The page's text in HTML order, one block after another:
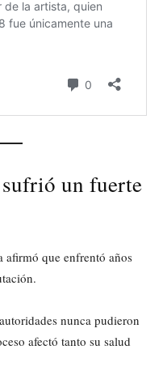
sufrió un fuerte
afirmó que enfrentó años
nunca pudieron
afectó tanto su salud